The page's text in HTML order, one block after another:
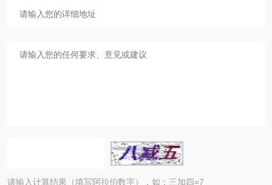
请输入计算结果（填写阿拉伯数字），如：三加四=7